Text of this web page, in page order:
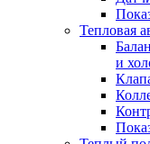
Тепловая
и